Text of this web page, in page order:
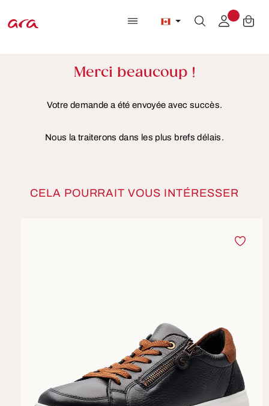
Passer au contenu principal
Merci beaucoup !
Votre demande a été envoyée avec succès.
Nous la traiterons dans les plus brefs délais.
Ignorer la galerie de produits
CELA POURRAIT VOUS INTÉRESSER